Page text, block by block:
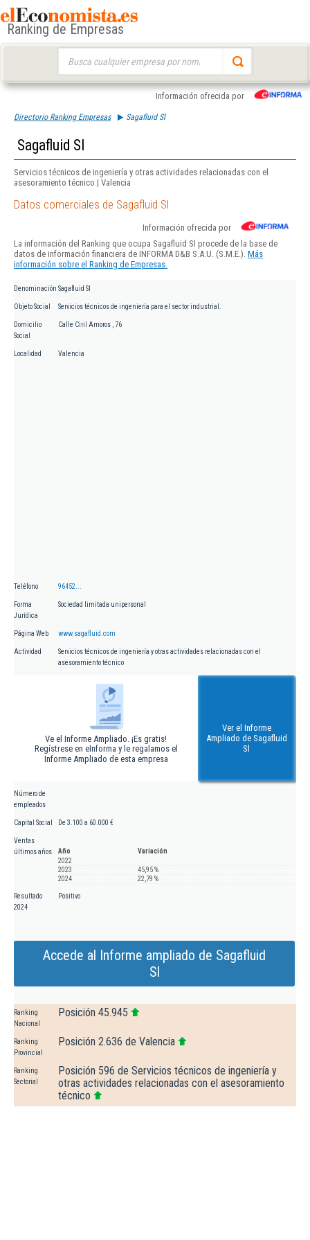
Ranking de Empresas
Información ofrecida por
Directorio Ranking Empresas Sagafluid Sl
Sagafluid Sl
Servicios técnicos de ingeniería y otras actividades relacionadas con el
asesoramiento técnico | Valencia
Datos comerciales de Sagafluid Sl
Información ofrecida por
La información del Ranking que ocupa Sagafluid Sl procede de la base de
datos de información financiera de INFORMA D&B S.A.U. (S.M.E.). Más
información sobre el Ranking de Empresas.
Denominación Sagafluid Sl
Objeto Social Servicios técnicos de ingeniería para el sector industrial.
Domicilio
Social
Calle Ciril Amoros , 76
Localidad Valencia
Teléfono 96452...
Forma
Jurídica
Sociedad limitada unipersonal
Página Web www.sagafluid.com
Actividad
Servicios técnicos de ingeniería y otras actividades relacionadas con el
asesoramiento técnico
Ve el Informe Ampliado. ¡Es gratis!
Regístrese en eInforma y le regalamos el
Informe Ampliado de esta empresa
Ver el Informe
Ampliado de Sagafluid
Sl
Número de
empleados
Capital Social De 3.100 a 60.000 €
Ventas
últimos años
Año
Variación
2022
2023
45,95 %
2024
22,79 %
Resultado
2024
Positivo
Accede al Informe ampliado de Sagafluid
Sl
Ranking
Nacional
Posición 45.945
Ranking
Provincial
Posición 2.636 de Valencia
Ranking
Sectorial
Posición 596 de Servicios técnicos de ingeniería y
otras actividades relacionadas con el asesoramiento
técnico